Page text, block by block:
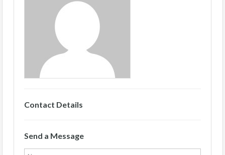
Contact Details
Send a Message